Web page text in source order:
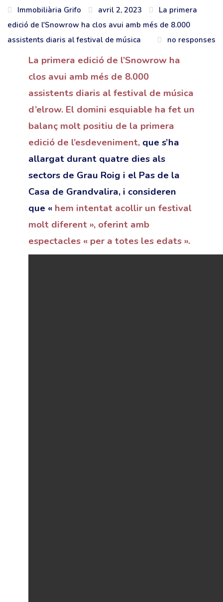
Immobiliària Grifo avril 2, 2023
La primera
edició de l'Snowrow ha clos avui amb més de 8.000
assistents diaris al festival de música
no responses
La primera edició de l’Snowrow ha
clos avui amb més de 8.000
assistents diaris al festival de música
d’elrow. El domini esquiable ha fet un
balanç molt positiu de la primera
edició de l’esdeveniment,que s’ha
allargat durant quatre dies als
sectors de Grau Roig i el Pas de la
Casa de Grandvalira, i consideren
que « hem intentat acollir un festival
molt diferent », oferint amb
espectacles « per a totes les edats ».